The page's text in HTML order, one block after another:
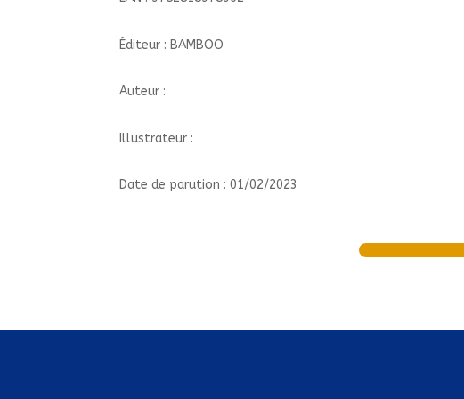
Éditeur : BAMBOO
Auteur :
Illustrateur :
Date de parution : 01/02/2023